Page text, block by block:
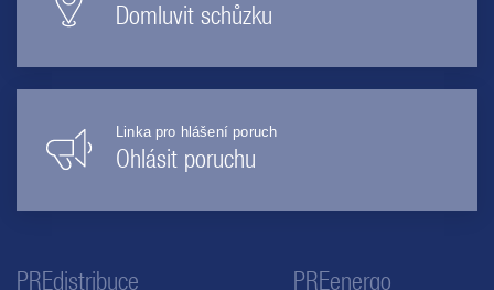
Domluvit schůzku
Linka pro hlášení poruch
Ohlásit poruchu
PREdistribuce PREenergo